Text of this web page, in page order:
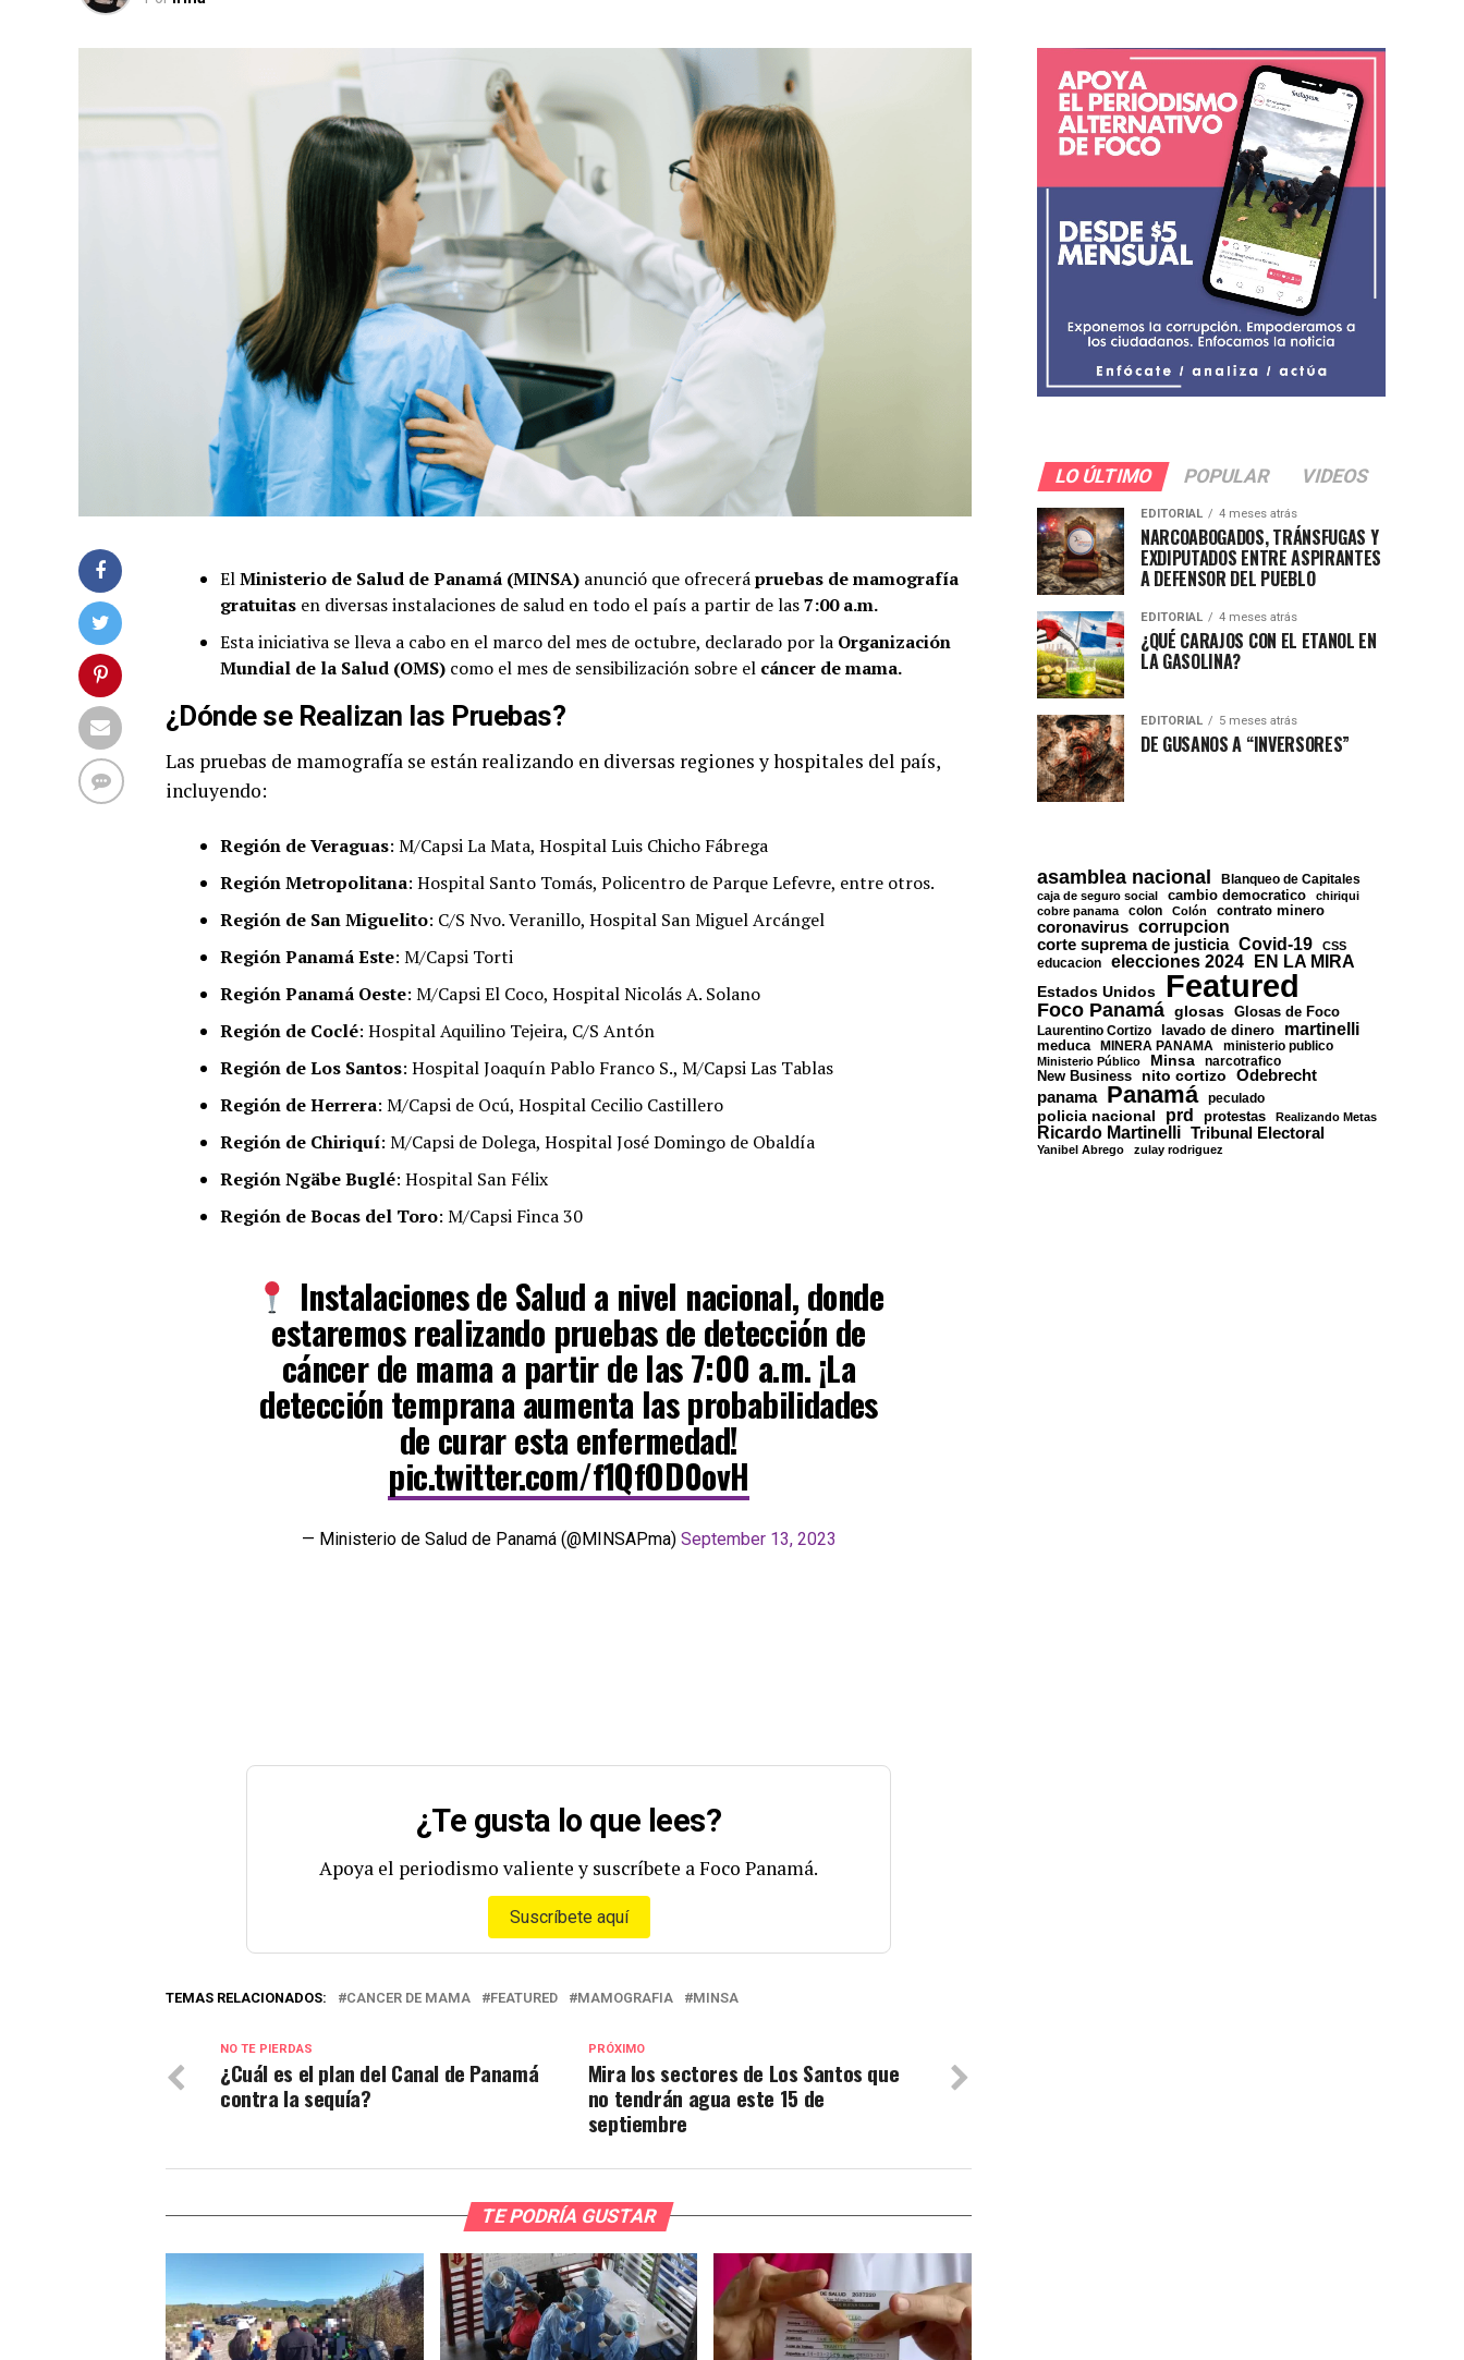
ElMinisterio de Salud de Panamá (MINSA) anunció que ofrecerápruebas de mamografía
gratuitas en diversas instalaciones de salud en todo el país a partir de las7:00 a.m.
Esta iniciativa se lleva a cabo en el marco del mes de octubre, declarado por la Organización
Mundial de la Salud (OMS) como el mes de sensibilización sobre el cáncer de mama.
¿Dónde se Realizan las Pruebas?
Las pruebas de mamografía se están realizando en diversas regiones y hospitales del país,
incluyendo:
Región de Veraguas: M/Capsi La Mata, Hospital Luis Chicho Fábrega
Región Metropolitana: Hospital Santo Tomás, Policentro de Parque Lefevre, entre otros.
Región de San Miguelito: C/S Nvo. Veranillo, Hospital San Miguel Arcángel
Región Panamá Este: M/Capsi Torti
Región Panamá Oeste: M/Capsi El Coco, Hospital Nicolás A. Solano
Región de Coclé: Hospital Aquilino Tejeira, C/S Antón
Región de Los Santos: Hospital Joaquín Pablo Franco S., M/Capsi Las Tablas
Región de Herrera: M/Capsi de Ocú, Hospital Cecilio Castillero
Región de Chiriquí: M/Capsi de Dolega, Hospital José Domingo de Obaldía
Región Ngäbe Buglé: Hospital San Félix
Región de Bocas del Toro: M/Capsi Finca 30
Instalaciones de Salud a nivel nacional, donde
estaremos realizando pruebas de detección de
cáncer de mama a partir de las 7:00 a.m. ¡La
detección temprana aumenta las probabilidades
de curar esta enfermedad!
pic.twitter.com/f1QfOD0ovH
— Ministerio de Salud de Panamá (@MINSAPma) September 13, 2023
¿Te gusta lo que lees?
Apoya el periodismo valiente y suscríbete a Foco Panamá.
Suscríbete aquí
TEMAS RELACIONADOS: CANCER DE MAMA FEATURED MAMOGRAFIA MINSA
PRÓXIMO
Mira los sectores de Los Santos que
no tendrán agua este 15 de
septiembre
NO TE PIERDAS
¿Cuál es el plan del Canal de Panamá
contra la sequía?
TE PODRÍA GUSTAR
LO ÚLTIMO POPULAR VIDEOS
EDITORIAL 4 meses atrás
NARCOABOGADOS, TRÁNSFUGAS Y
EXDIPUTADOS ENTRE ASPIRANTES
A DEFENSOR DEL PUEBLO
EDITORIAL 4 meses atrás
¿QUÉ CARAJOS CON EL ETANOL EN
LA GASOLINA?
EDITORIAL 5 meses atrás
DE GUSANOS A “INVERSORES”
asamblea nacional Blanqueo de Capitales
caja de seguro social cambio democratico
chiriqui
cobre panama
colon Colón contrato minero
coronavirus corrupcion
corte suprema de justicia Covid-19 CSS
educacion elecciones 2024 EN LA MIRA
Estados Unidos Featured
Foco Panamá glosas Glosas de Foco
Laurentino Cortizo lavado de dinero martinelli
meduca MINERA PANAMA ministerio publico
Ministerio Público Minsa
narcotrafico
New Business
nito cortizo Odebrecht
panama Panamá peculado
policia nacional prd protestas Realizando Metas
Ricardo Martinelli Tribunal Electoral
Yanibel Abrego zulay rodriguez